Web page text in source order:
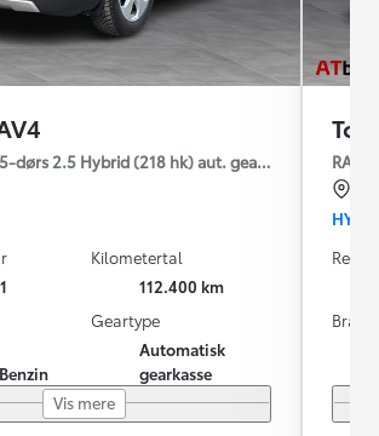
dørs 2.5 Hybrid (218 hk) aut. gear H3 - Comfort
Kilometertal
112.400 km
Geartype
Automatisk
gearkasse
Vis mere